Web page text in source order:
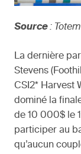
Source:
La dernière
Stevens
CSI2* Harvest
dominé la
de 10 000$ le
participer au
qu’aucun